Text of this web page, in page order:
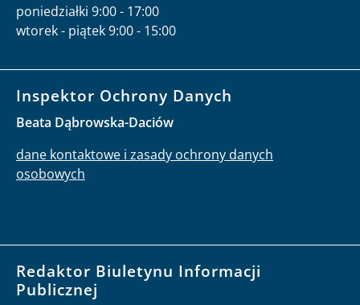
poniedziałki 9:00 - 17:00
wtorek - piątek 9:00 - 15:00
Inspektor Ochrony Danych
Beata Dąbrowska-Daciów
dane kontaktowe i zasady ochrony danych
osobowych
Redaktor Biuletynu Informacji
Publicznej